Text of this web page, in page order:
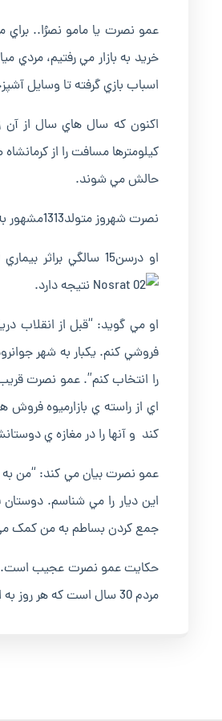
عمو نصرت يا مامو نصرُا.. براي
خريد به بازار مي رفتيم، مردي
اسباب بازي گرفته تا وسايل
اکنون که سال هاي سال از آن
کيلومترها مسافت را از
حالش مي شوند.
نصرت شهروز متولد1313مشهور به عمو نصرا.. اهل و ساکن شهرکرمانشاه است.
او درسن15 سالگي براثر بيماري آبله و سرخک هردو چشم خود را از دست داده است. عمو نصرت دو پسر و سهدختر، 19 نوه و هشت
نتيجه دارد.
فروشي کنم. يکبار به شهر
کند و آنها را در مغازه ي
عمو نصرت بيان مي کند: “من
اين ديار را مي شناسم.
جمع کردن بساطم به من کمک
حکايت عمو نصرت عجيب است.
مردم 30 سال است که هر روز به اين شهر مي آيد!